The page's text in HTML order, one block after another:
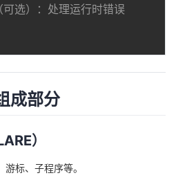
选）：处理运行时错误
成部分
）
标、子程序等。